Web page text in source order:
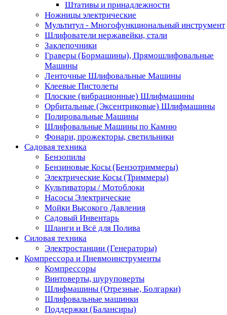
Штативы и принадлежности
Ножницы электрические
Мультитул - Многофункциональный инструмент
Шлифователи нержавейки, стали
Заклепочники
Граверы (Бормашины), Прямошлифовальные
Машины
Ленточные Шлифовальные Машины
Клеевые Пистолеты
Плоские (вибрационные) Шлифмашины
Орбитальные (Эксентриковые) Шлифмашины
Полировальные Машины
Шлифовальные Машины по Камню
Фонари, прожекторы, светильники
Садовая техника
Бензопилы
Бензиновые Косы (Бензотриммеры)
Электрические Косы (Триммеры)
Культиваторы / Мотоблоки
Насосы Электрические
Мойки Высокого Давления
Садовый Инвентарь
Шланги и Всё для Полива
Силовая техника
Электростанции (Генераторы)
Компрессора и Пневмоинструменты
Компрессоры
Винтоверты, шуруповерты
Шлифмашины (Отрезные, Болгарки)
Шлифовальные машинки
Поддержки (Балансиры)